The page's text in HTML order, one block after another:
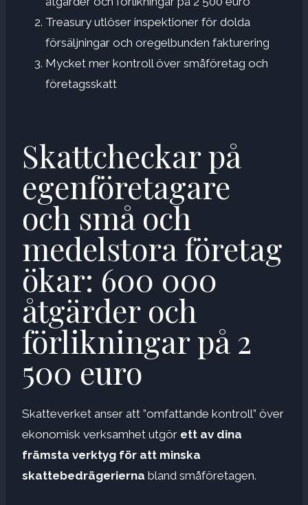
Treasury utlöser inspektioner för dolda
försäljningar och oregelbunden fakturering
Mycket mer kontroll över småföretag och
företagsskatt
Skattcheckar på
egenföretagare
och små och
medelstora företag
ökar: 600 000
åtgärder och
förlikningar på 2
500 euro
Skatteverket anser att ”omfattande kontroll” över
ekonomisk verksamhet utgör ett av dina
främsta verktyg för att minska
skattebedrägerierna bland småföretagen.